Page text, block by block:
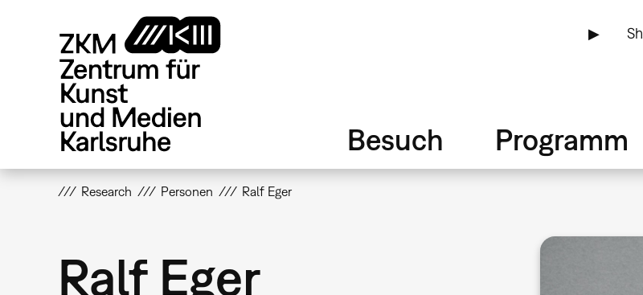
▶
Besuch Programm
Research Personen Ralf Eger
Ralf Eger